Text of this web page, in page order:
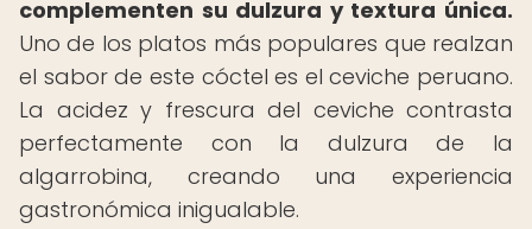
complementen su dulzura y textura única.
Uno de los platos más populares que realzan
el sabor de este cóctel es el ceviche peruano.
La acidez y frescura del ceviche contrasta
perfectamente con la dulzura de la
algarrobina, creando una experiencia
gastronómica inigualable.